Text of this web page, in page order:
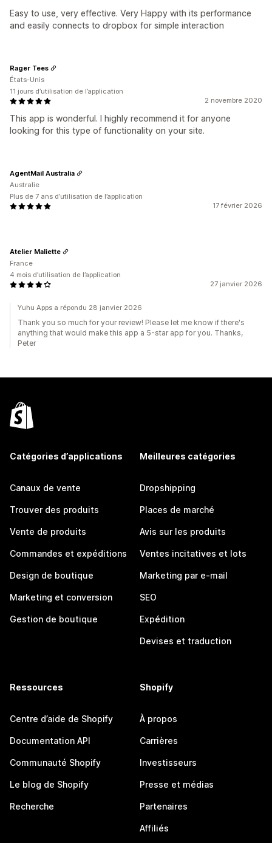
Easy to use, very effective. Very Happy with its performance
and easily connects to dropbox for simple interaction
2 novembre 2020
This app is wonderful. I highly recommend it for anyone
looking for this type of functionality on your site.
Rager Tees
États-Unis
11 jours d’utilisation de l’application
17 février 2026
AgentMail Australia
Australie
Plus de 7 ans d’utilisation de l’application
27 janvier 2026
Atelier Maliette
France
4 mois d’utilisation de l’application
Yuhu Apps a répondu 28 janvier 2026
Thank you so much for your review! Please let me know if there's
anything that would make this app a 5-star app for you. Thanks,
Peter
Catégories d’applications
Canaux de vente
Trouver des produits
Vente de produits
Commandes et expéditions
Design de boutique
Marketing et conversion
Gestion de boutique
Meilleures catégories
Dropshipping
Places de marché
Avis sur les produits
Ventes incitatives et lots
Marketing par e-mail
SEO
Expédition
Devises et traduction
Ressources
Centre d’aide de Shopify
Documentation API
Communauté Shopify
Le blog de Shopify
Recherche
Shopify
À propos
Carrières
Investisseurs
Presse et médias
Partenaires
Affiliés